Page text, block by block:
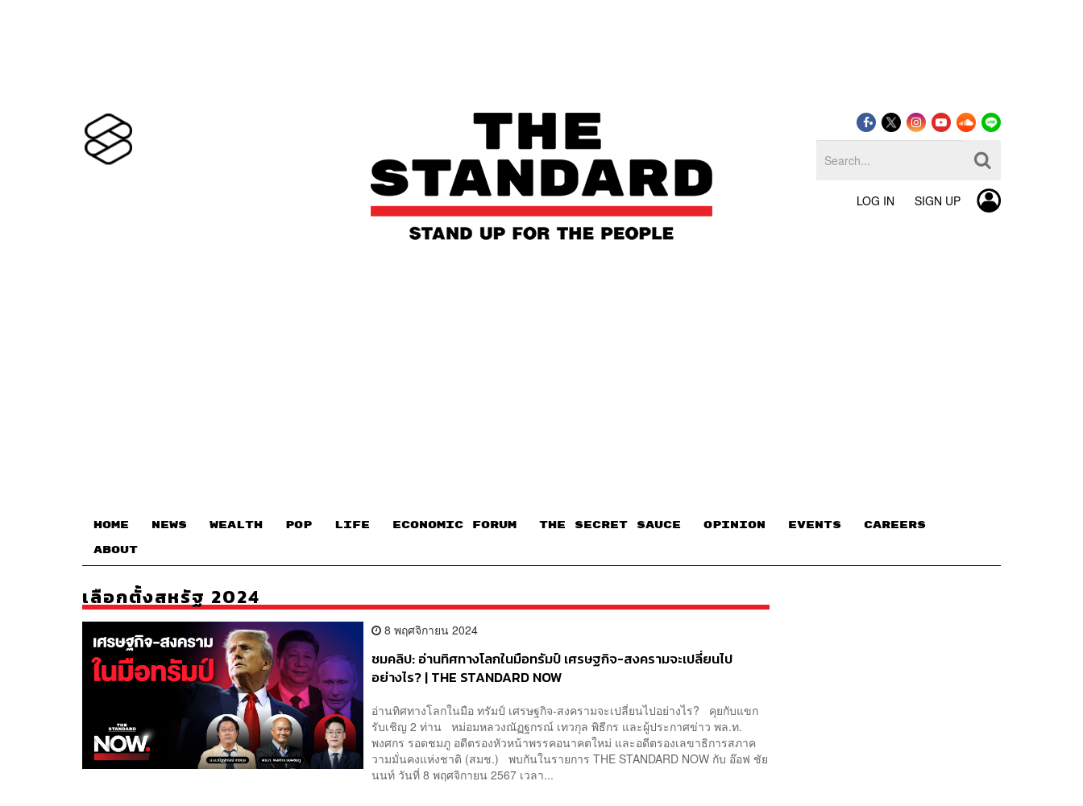
LOG IN SIGN UP
HOME NEWS WEALTH POP LIFE ECONOMIC FORUM THE SECRET SAUCE​ OPINION EVENTS CAREERS
ABOUT
เลือกตั้งสหรัฐ 2024
8 พฤศจิกายน 2024
ชมคลิป: อ่านทิศทางโลกในมือทรัมป์ เศรษฐกิจ-สงครามจะเปลี่ยนไป
อย่างไร? | THE STANDARD NOW
อ่านทิศทางโลกในมือ ทรัมป์ เศรษฐกิจ-สงครามจะเปลี่ยนไปอย่างไร? คุยกับแขก
รับเชิญ 2 ท่าน หม่อมหลวงณัฏฐกรณ์ เทวกุล พิธีกร และผู้ประกาศข่าว พล.ท.
พงศกร รอดชมภู อดีตรองหัวหน้าพรรคอนาคตใหม่ และอดีตรองเลขาธิการสภาค
วามมั่นคงแห่งชาติ (สมช.) พบกันในรายการ THE STANDARD NOW กับ อ๊อฟ ชัย
นนท์ วันที่ 8 พฤศจิกายน 2567 เวลา...